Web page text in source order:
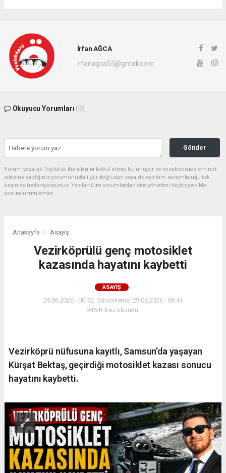
İrfan AĞCA
irfanagca55@gmail.com
Okuyucu Yorumları (0)
Gönder
Yorum yazarak Topluluk Kuralları’nı kabul etmiş bulunuyor ve vezirkopruozlem.net
sitesine yaptığınız yorumunuzla ilgili doğrudan veya dolaylı tüm sorumluluğu tek
başınıza üstleniyorsunuz. Yazılan tüm yorumlardan site yönetimi hiçbir şekilde
sorumlu tutulamaz.
Anasayfa Asayiş
Vezirköprülü genç motosiklet
kazasında hayatını kaybetti
ASAYIŞ
29.06.2026 - 00:52, Güncelleme: 29.06.2026 - 08:41
9454+ kez okundu.
Vezirköprü nüfusuna kayıtlı, Samsun’da yaşayan
Kürşat Bektaş, geçirdiği motosiklet kazası sonucu
hayatını kaybetti.